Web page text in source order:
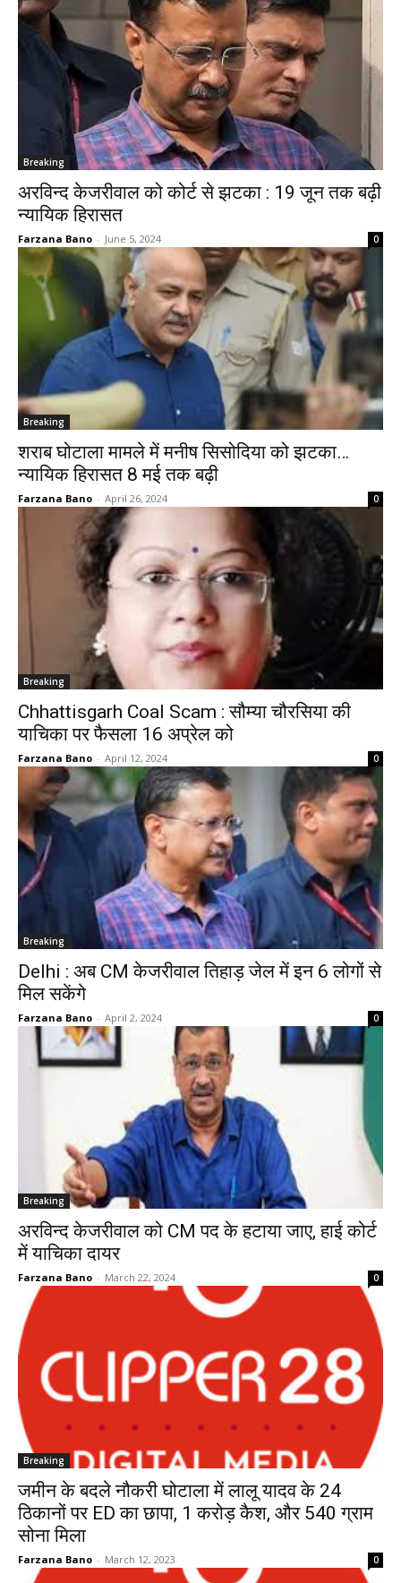
Breaking
अरविन्द केजरीवाल को कोर्ट से झटका : 19 जून तक बढ़ी
न्यायिक हिरासत
Farzana Bano - June 5, 2024 0
Breaking
शराब घोटाला मामले में मनीष सिसोदिया को झटका…
न्यायिक हिरासत 8 मई तक बढ़ी
Farzana Bano - April 26, 2024 0
Breaking
Chhattisgarh Coal Scam : सौम्या चौरसिया की
याचिका पर फैसला 16 अप्रेल को
Farzana Bano - April 12, 2024 0
Breaking
Delhi : अब CM केजरीवाल तिहाड़ जेल में इन 6 लोगों से
मिल सकेंगे
Farzana Bano - April 2, 2024 0
Breaking
अरविन्द केजरीवाल को CM पद के हटाया जाए, हाई कोर्ट
में याचिका दायर
Farzana Bano - March 22, 2024 0
Breaking
जमीन के बदले नौकरी घोटाला में लालू यादव के 24
ठिकानों पर ED का छापा, 1 करोड़ कैश, और 540 ग्राम
सोना मिला
Farzana Bano - March 12, 2023 0